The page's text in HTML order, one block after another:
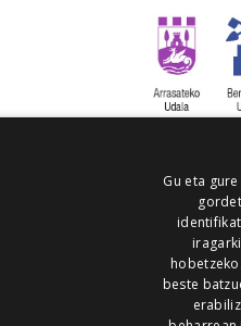
Gu eta
hobetzeko.
beste